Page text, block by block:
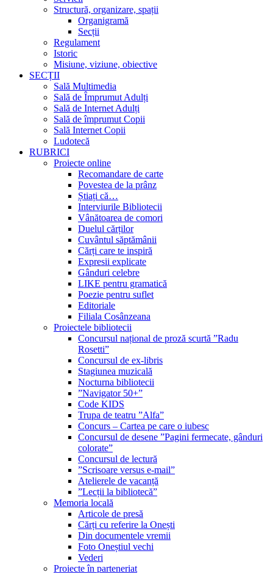
Structură, organizare, spații
Organigramă
Secții
Regulament
Istoric
Misiune, viziune, obiective
SECȚII
Sală Multimedia
Sală de Împrumut Adulți
Sală de Internet Adulți
Sală de împrumut Copii
Sală Internet Copii
Ludotecă
RUBRICI
Proiecte online
Recomandare de carte
Povestea de la prânz
Știați că…
Interviurile Bibliotecii
Vânătoarea de comori
Duelul cărților
Cuvântul săptămânii
Cărți care te inspiră
Expresii explicate
Gânduri celebre
LIKE pentru gramatică
Poezie pentru suflet
Editoriale
Filiala Cosânzeana
Proiectele bibliotecii
Concursul național de proză scurtă ”Radu
Rosetti”
Concursul de ex-libris
Stagiunea muzicală
Nocturna bibliotecii
”Navigator 50+”
Code KIDS
Trupa de teatru ”Alfa”
Concurs – Cartea pe care o iubesc
Concursul de desene ”Pagini fermecate, gânduri
colorate”
Concursul de lectură
”Scrisoare versus e-mail”
Atelierele de vacanță
”Lecții la bibliotecă”
Memoria locală
Articole de presă
Cărți cu referire la Onești
Din documentele vremii
Foto Oneștiul vechi
Vederi
Proiecte în parteneriat